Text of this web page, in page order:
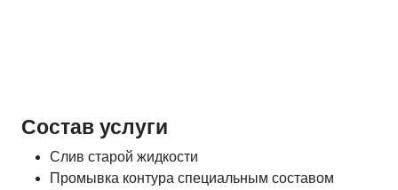
Состав услуги
Слив старой жидкости
Промывка контура специальным составом